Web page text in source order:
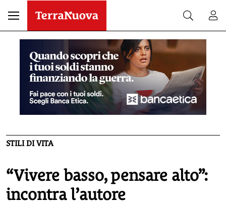
STILI DI VITA
“Vivere basso, pensare alto”:
incontra l’autore